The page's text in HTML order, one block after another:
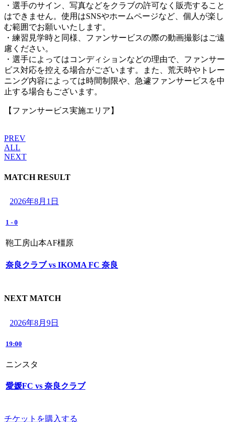
・選手のサイン、写真などをクラブの許可なく販売すること
はできません。使用はSNSやホームページなど、個人が楽し
む範囲でお願いいたします。
・練習見学時と同様、ファンサービスの際の動画撮影はご遠
慮ください。
・選手によってはコンディションなどの理由で、ファンサー
ビス対応を控える場合がございます。また、荒天時やトレー
ニング内容によっては時間制限や、急遽ファンサービスを中
止する場合もございます。
【ファンサービス実施エリア】
PREV
ALL
NEXT
MATCH RESULT
2026年8月1日
1 - 0
鞄工房山本AF橿原
奈良クラブ vs IKOMA FC 奈良
NEXT MATCH
2026年8月9日
19:00
ニンスタ
愛媛FC vs 奈良クラブ
チケットを購入する